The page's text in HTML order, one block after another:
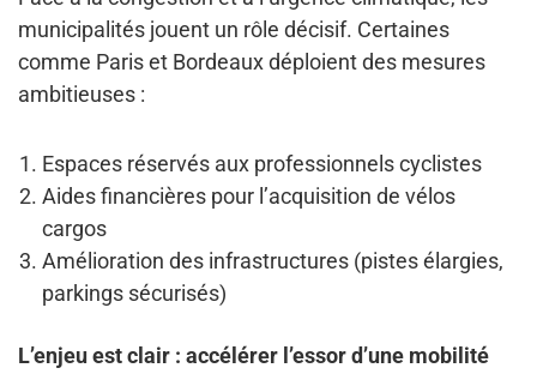
municipalités jouent un rôle décisif. Certaines
comme Paris et Bordeaux déploient des mesures
ambitieuses :
Espaces réservés aux professionnels cyclistes
Aides financières pour l’acquisition de vélos
cargos
Amélioration des infrastructures (pistes élargies,
parkings sécurisés)
L’enjeu est clair : accélérer l’essor d’une mobilité